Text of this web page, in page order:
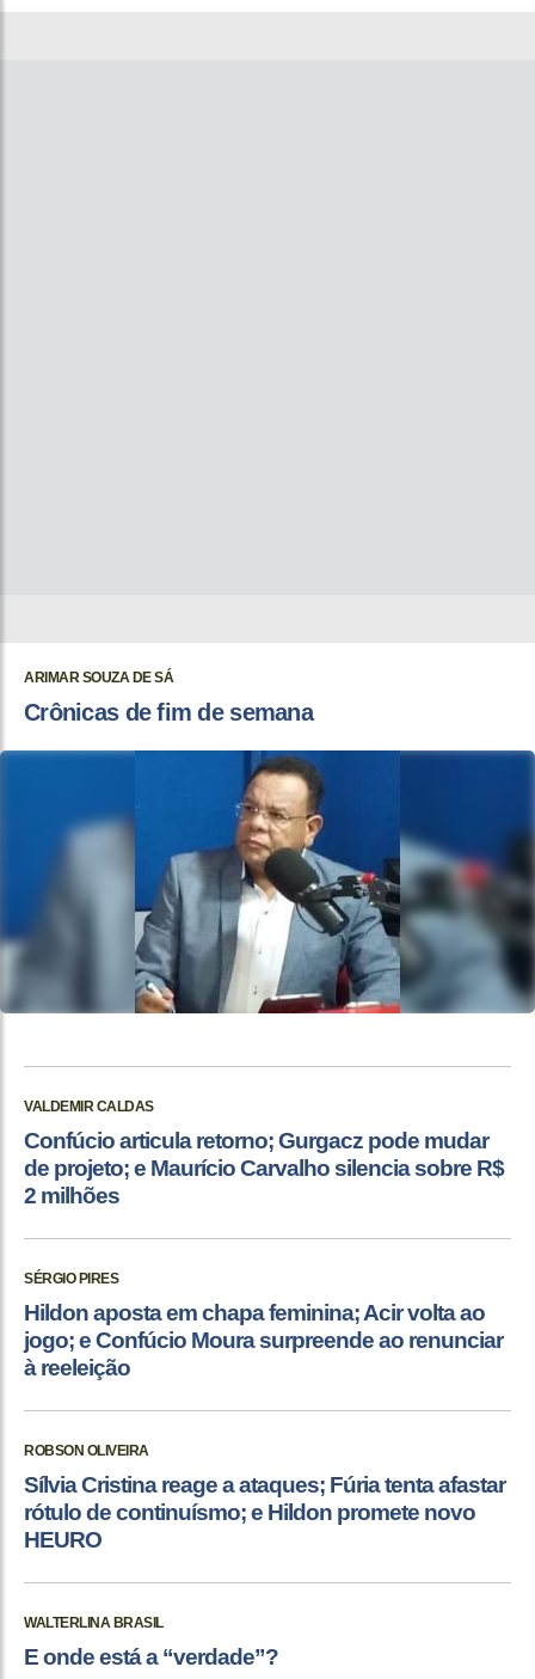
ARIMAR SOUZA DE SÁ
Crônicas de fim de semana
VALDEMIR CALDAS
Confúcio articula retorno; Gurgacz pode mudar
de projeto; e Maurício Carvalho silencia sobre R$
2 milhões
SÉRGIO PIRES
Hildon aposta em chapa feminina; Acir volta ao
jogo; e Confúcio Moura surpreende ao renunciar
à reeleição
ROBSON OLIVEIRA
Sílvia Cristina reage a ataques; Fúria tenta afastar
rótulo de continuísmo; e Hildon promete novo
HEURO
WALTERLINA BRASIL
E onde está a “verdade”?